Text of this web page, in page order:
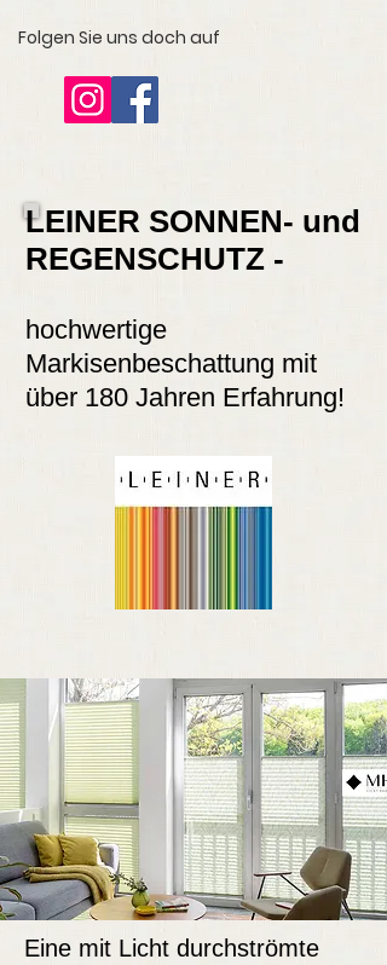
Folgen Sie uns doch auf
LEINER SONNEN- und
REGENSCHUTZ -
hochwertige
Markisenbeschattung mit
über 180 Jahren Erfahrung!
Eine mit Licht durchströmte